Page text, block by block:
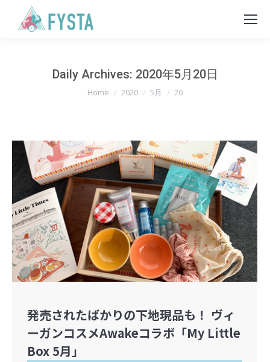
Daily Archives: 2020年5月20日
You are here:
Home 2020 5月 20
発売されたばかりの下地現品も！ ヴィ
ーガンコスメAwakeコラボ「My Little
Box 5月」